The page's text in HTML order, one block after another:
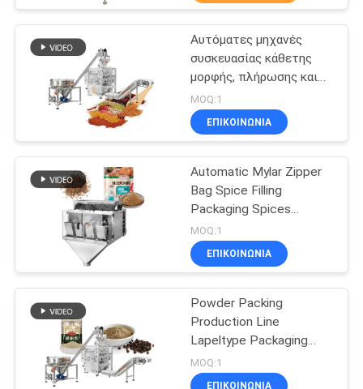
ΠΟΙΟΤΙΚΌΣ
ΈΛΕΓΧΟΣ
ΕΠΙΚΟΙΝΩΝΉΣΤΕ
ΜΑΣ
ΥΠΟΘΈΣΕΙΣ
ΖΗΤΉΣΤΕ
ΜΙΑ
ΠΡΟΣΦΟΡΆ
γραμμική weigher
μηχανή
συσκευασίας
μηχανή
συσκευασίας
τροφίμων
πρόχειρων
Αυτόματες μηχανές
συσκευασίας κάθετης
μορφής, πλήρωσης και
σφράγισης 200g 300g
500g, μηχανή πλήρωσης
σκόνης, μηχανή
Doypack, σκόνη
πρωτεΐνης ορού
γάλακτος
MOQ:1
ΕΠΙΚΟΙΝΩΝΙΑ
Automatic Mylar Zipper
Bag Spice Filling
Packaging Spices
Seasoning Carob
Cinnamon Powder
Protein Doypack Packing
MOQ:1
ΕΠΙΚΟΙΝΩΝΙΑ
Powder Packing
Production Line
Lapeltype Packaging
Machine Seasoning
Shawarma Spice Instant
MOQ:1
ΕΠΙΚΟΙΝΩΝΙΑ